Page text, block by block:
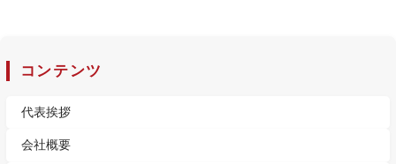
コンテンツ
代表挨拶
会社概要